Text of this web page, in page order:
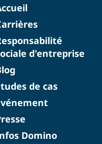
d'entreprise
de cas
Domino